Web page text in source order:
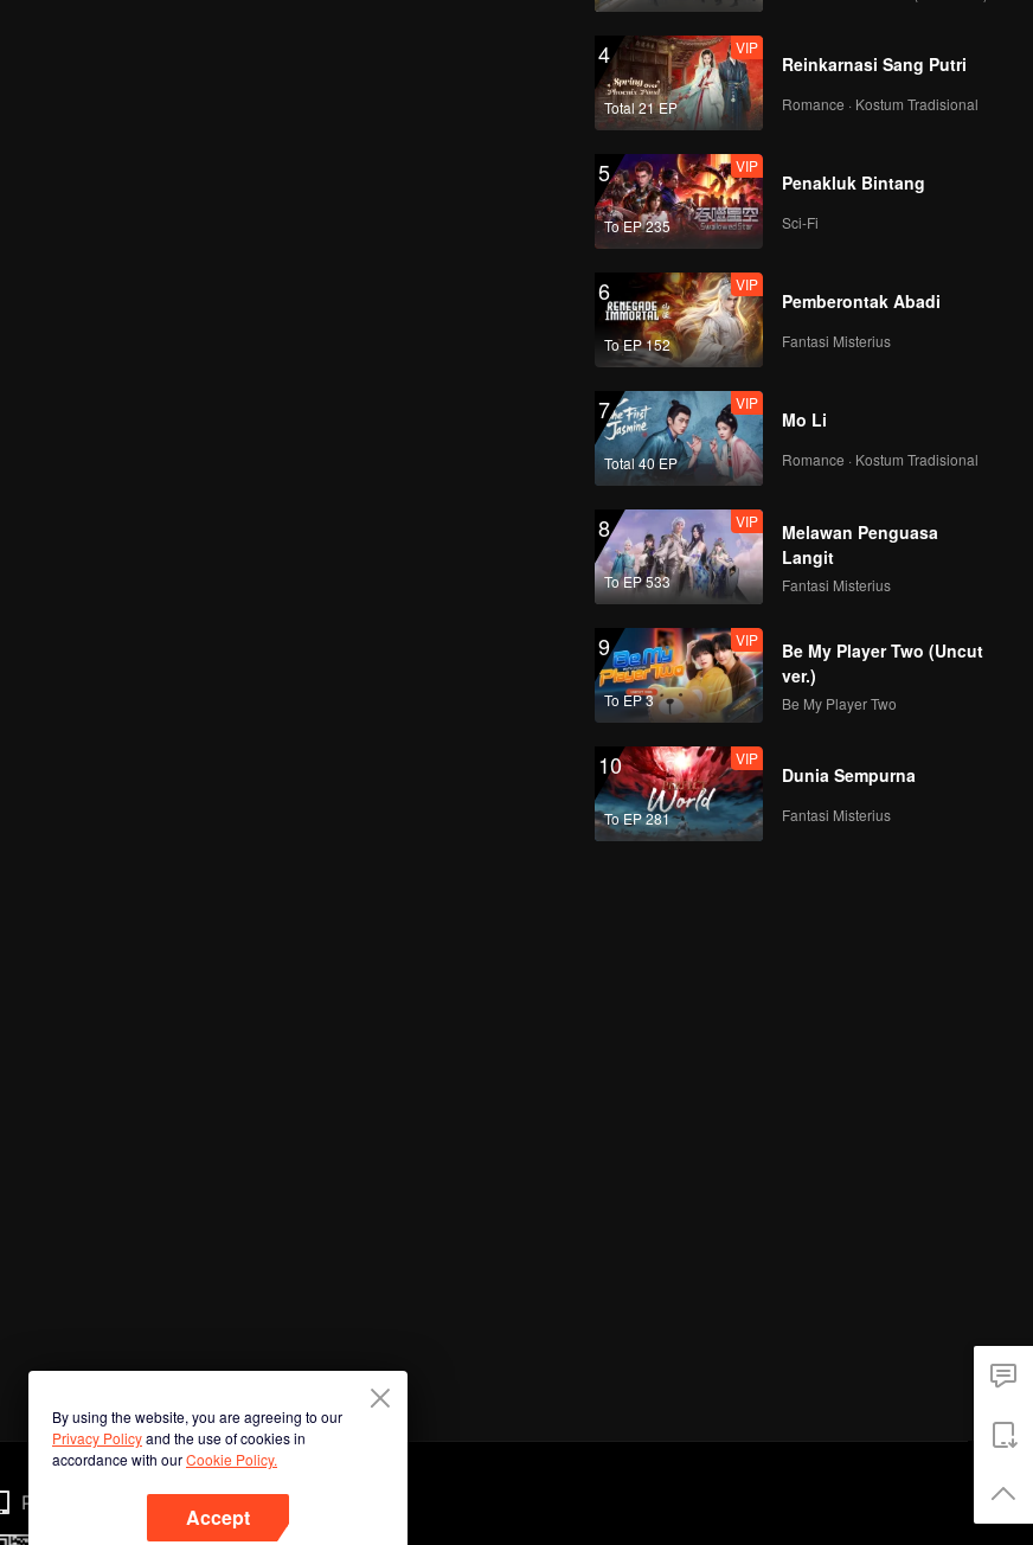
4
Total 21 EP
VIP
Reinkarnasi Sang Putri
Romance · Kostum Tradisional
5
To EP 235
VIP
Penakluk Bintang
Sci-Fi
6
To EP 152
VIP
Pemberontak Abadi
Fantasi Misterius
7
Total 40 EP
VIP
Mo Li
Romance · Kostum Tradisional
8
To EP 533
VIP
Melawan Penguasa
Langit
Fantasi Misterius
9
To EP 3
VIP
Be My Player Two (Uncut
ver.)
Be My Player Two
10
To EP 281
VIP
Dunia Sempurna
Fantasi Misterius
By using the website, you are agreeing to our
Privacy Policyand the use of cookies in
accordance with ourCookie Policy.
Accept
Phone